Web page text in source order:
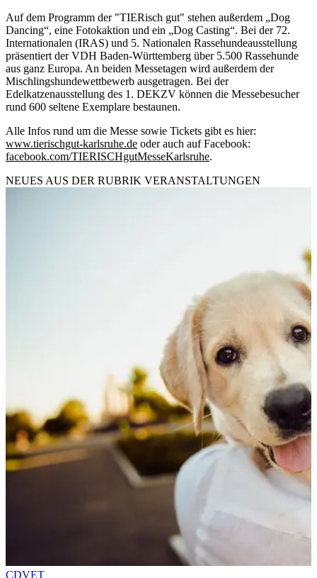
Auf dem Programm der "TIERisch gut" stehen außerdem „Dog
Dancing“, eine Fotokaktion und ein „Dog Casting“. Bei der 72.
Internationalen (IRAS) und 5. Nationalen Rassehundeausstellung
präsentiert der VDH Baden-Württemberg über 5.500 Rassehunde
aus ganz Europa. An beiden Messetagen wird außerdem der
Mischlingshundewettbewerb ausgetragen. Bei der
Edelkatzenausstellung des 1. DEKZV können die Messebesucher
rund 600 seltene Exemplare bestaunen.
Alle Infos rund um die Messe sowie Tickets gibt es hier:
www.tierischgut-karlsruhe.de oder auch auf Facebook:
facebook.com/TIERISCHgutMesseKarlsruhe.
NEUES AUS DER RUBRIK VERANSTALTUNGEN
CDVET